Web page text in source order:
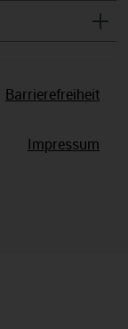
Barrierefreiheit
Impressum